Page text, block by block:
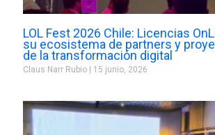
LOL Fest 2026 Chile: Licencias
su ecosistema de partners y
de la transformación digital
Claus Narr Rubio 15 junio, 2026